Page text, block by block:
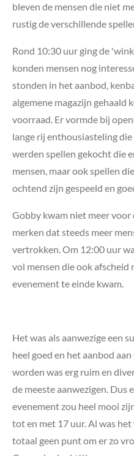
bleven de mensen die niet
rustig de verschillende
Rond 10:30 uur ging de
konden mensen nog
stonden in het aanbod,
algemene magazijn gehaald
voorraad. Er vormde bij
lange rij enthousiasteling
werden spellen gekocht die
mensen, maar ook spellen
ochtend zijn gespeeld en
Gobby kwam niet meer
merken dat steeds meer
vertrokken. Om 12:00 uur
vol mensen die ook afscheid
evenement te einde kwam.
Het was als aanwezige een
heel goed en het aanbod
worden was erg ruim en
de meeste aanwezigen. Dus
evenement zou heel mooi
tot en met 17 uur. Al was
totaal geen punt om er zo